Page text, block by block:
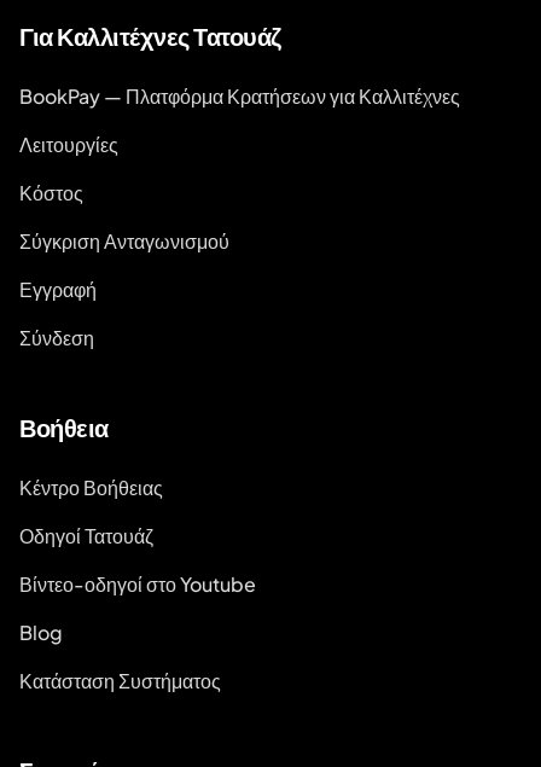
Για Καλλιτέχνες Τατουάζ
BookPay — Πλατφόρμα Κρατήσεων για Καλλιτέχνες
Λειτουργίες
Κόστος
Σύγκριση Ανταγωνισμού
Εγγραφή
Σύνδεση
Βοήθεια
Κέντρο Βοήθειας
Οδηγοί Τατουάζ
Βίντεο-οδηγοί στο Youtube
Blog
Κατάσταση Συστήματος